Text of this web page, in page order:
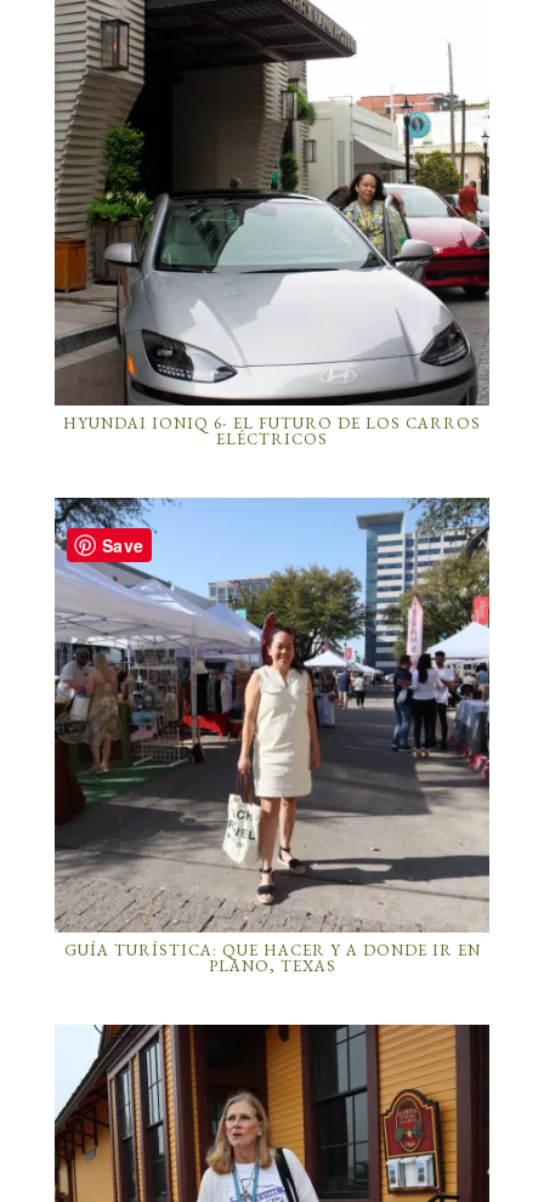
HYUNDAI IONIQ 6- EL FUTURO DE LOS CARROS
ELÉCTRICOS
GUÍA TURÍSTICA: QUE HACER Y A DONDE IR EN
PLANO, TEXAS
Save